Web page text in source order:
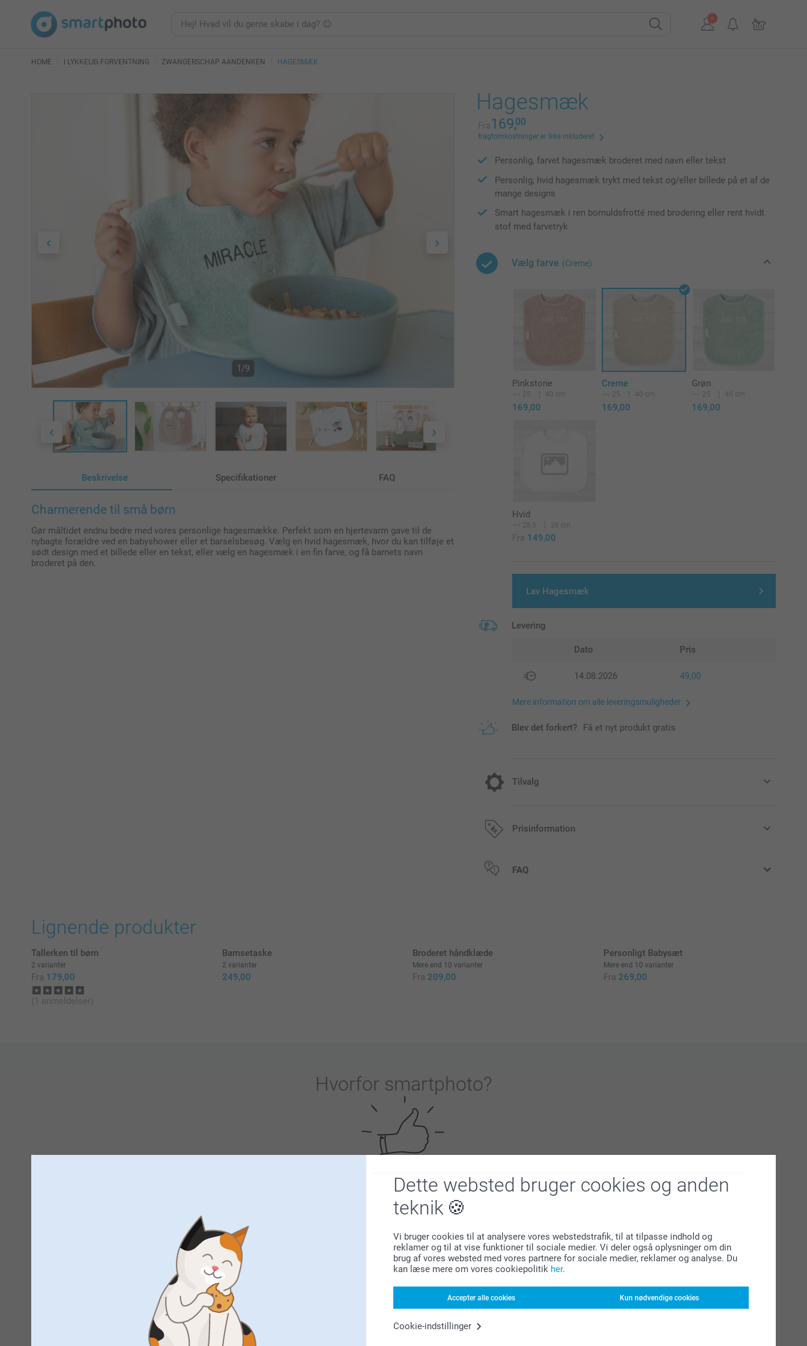
Dette websted bruger cookies og anden
teknik
Vi bruger cookies til at analysere vores webstedstrafik, til at tilpasse indhold og
reklamer og til at vise funktioner til sociale medier. Vi deler også oplysninger om din
brug af vores websted med vores partnere for sociale medier, reklamer og analyse. Du
kan læse mere om vores cookiepolitik her.
Accepter alle cookies Kun nødvendige cookies
Cookie-indstillinger
HOME I LYKKELIG FORVENTNING ZWANGERSCHAP AANDENKEN HAGESMÆK
1/9
Beskrivelse Specifikationer FAQ
Charmerende til små børn
Gør måltidet endnu bedre med vores personlige hagesmække. Perfekt som en hjertevarm gave til de
nybagte forældre ved en babyshower eller et barselsbesøg. Vælg en hvid hagesmæk, hvor du kan tilføje et
sødt design med et billede eller en tekst, eller vælg en hagesmæk i en fin farve, og få barnets navn
broderet på den.
Hagesmæk
Fra169,00
fragtomkostninger er ikke inkluderet
Personlig, farvet hagesmæk broderet med navn eller tekst
Personlig, hvid hagesmæk trykt med tekst og/eller billede på et af de
mange designs
Smart hagesmæk i ren bomuldsfrotté med brodering eller rent hvidt
stof med farvetryk
Vælg farve (Creme)
Pinkstone
25 40 cm
169,00
Creme
25 40 cm
169,00
Grøn
25 40 cm
169,00
Hvid
28,5 38 cm
Fra 149,00
Lav Hagesmæk
Levering
Dato Pris
14.08.2026 49,00
Mere information om alle leveringsmuligheder
Blev det forkert? Få et nyt produkt gratis
Tilvalg
Tilføj en Miffy-sparegris til din ordre
Prisinformation
Alle priser inklusive moms og uden forsendelsesomkostninger
FAQ
Lignende produkter
Tallerken til børn
2 varianter
Fra 179,00
(1 anmeldelser)
Bamsetaske
2 varianter
249,00
Broderet håndklæde
Mere end 10 varianter
Fra 209,00
Personligt Babysæt
Mere end 10 varianter
Fra 269,00
Hvorfor smartphoto?
Tilfreds kunde garanti
Bonus på alle dine køb